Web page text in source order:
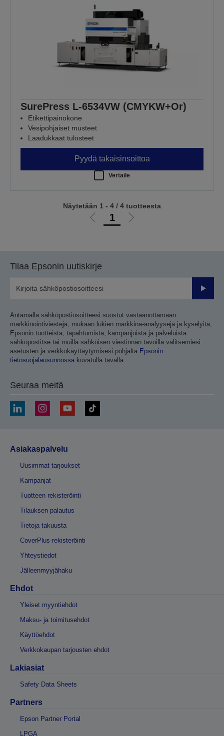
SurePress L-6534VW (CMYKW+Or)
Etikettipainokone
Vesipohjaiset musteet
Laadukkaat tulosteet
Pyydä takaisinsoittoa
Vertaile
Siirry1
Siirry
Näytetään 1 - 4 / 4 tuotteesta
Tilaa Epsonin uutiskirje
Lähetä
Antamalla sähköpostiosoitteesi suostut vastaanottamaan
markkinointiviestejä, mukaan lukien markkina-analyysejä ja kyselyitä,
Epsonin tuotteista, tapahtumista, kampanjoista ja palveluista
sähköpostitse tai muilla sähköisen viestinnän tavoilla valitsemiesi
asetusten ja verkkokäyttäytymisesi pohjalta Epsonin
tietosuojalausunnossa kuvatulla tavalla.
Seuraa meitä
Asiakaspalvelu
Uusimmat tarjoukset
Kampanjat
Tuotteen rekisteröinti
Tilauksen palautus
Tietoja takuusta
CoverPlus-rekisteröinti
Yhteystiedot
Jälleenmyyjähaku
Ehdot
Yleiset myyntiehdot
Maksu- ja toimitusehdot
Käyttöehdot
Verkkokaupan tarjousten ehdot
Lakiasiat
Safety Data Sheets
Partners
Epson Partner Portal
LPGA